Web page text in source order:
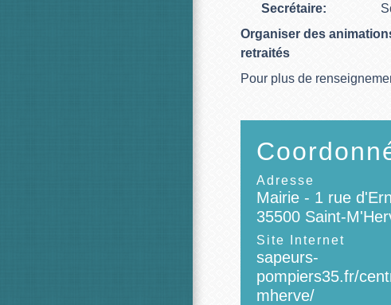
Secrétaire:
Organiser des
retraités
Pour plus de
Adresse
Mairie - 1 rue
35500 Saint-
Site Internet
sapeurs-
pompiers35.fr/
mherve/